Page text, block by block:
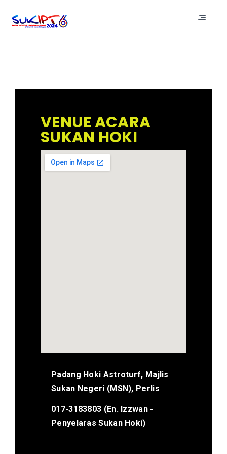
VENUE ACARA
SUKAN HOKI
Padang Hoki Astroturf, Majlis
Sukan Negeri (MSN), Perlis
017-3183803 (En. Izzwan -
Penyelaras Sukan Hoki)